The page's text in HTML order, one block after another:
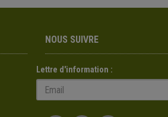
NOUS SUIVRE
Lettre d'information :